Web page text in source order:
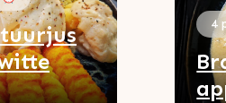
4